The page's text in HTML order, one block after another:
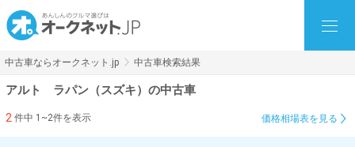
中古車ならオークネット.jp 中古車検索結果
アルト ラパン（スズキ）の中古車
2 件中 1~2件を表示 価格相場表を見る